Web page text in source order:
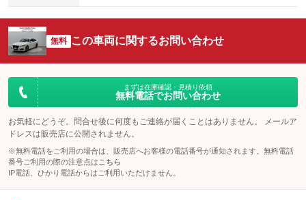
無料 この車両に関するお問い合わせ
まずは在庫確認・見積り依頼
無料電話でお問い合わせ
お気軽にどうぞ。問合せ後に何度もご連絡が届くことはありません。 メールア
ドレスは販売店に公開されません。
※無料電話をご利用の場合は、販売店へお客様の電話番号が通知されます。無料電話
番号ご利用の際の注意点は こちら
IP電話、ひかり電話からはご利用いただけません。